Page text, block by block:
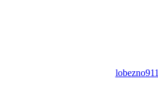
lobezno911